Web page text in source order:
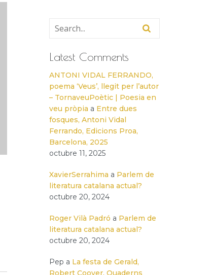
Latest Comments
ANTONI VIDAL FERRANDO,
poema ‘Veus’, llegit per l’autor
– TornaveuPoètic | Poesia en
veu pròpia a Entre dues
fosques, Antoni Vidal
Ferrando, Edicions Proa,
Barcelona, 2025
octubre 11, 2025
XavierSerrahima a Parlem de
literatura catalana actual?
octubre 20, 2024
Roger Vilà Padró a Parlem de
literatura catalana actual?
octubre 20, 2024
Pep a La festa de Gerald,
Robert Coover, Quaderns